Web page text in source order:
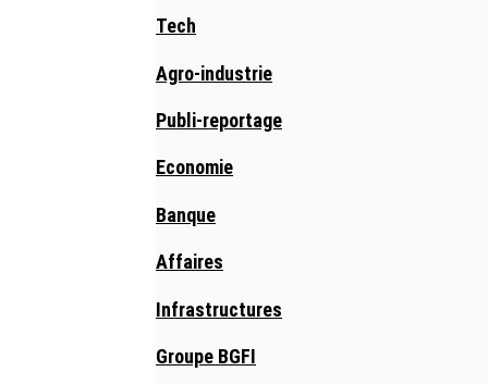
Tech
Agro-industrie
Publi-reportage
Economie
Banque
Affaires
Infrastructures
Groupe BGFI